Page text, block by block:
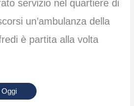
servizio nel quartiere di
un’ambulanza della
è partita alla volta
Oggi